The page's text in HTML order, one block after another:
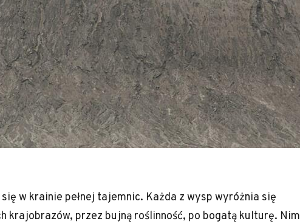
w krainie pełnej tajemnic. Każda z wysp wyróżnia się
krajobrazów, przez bujną roślinność, po bogatą kulturę. Nim